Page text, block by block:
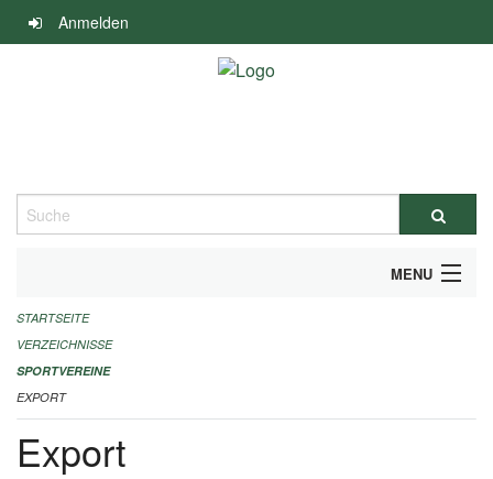
Navigation
überspringen
Anmelden
Suche
MENU
ALLGEMEINE INFORMATIONEN
FINANZIELLE UNTERSTÜTZUNG BENÖTIGT?
KONTAKT
STARTSEITE
VERZEICHNISSE
SPORTVEREINE
EXPORT
Export